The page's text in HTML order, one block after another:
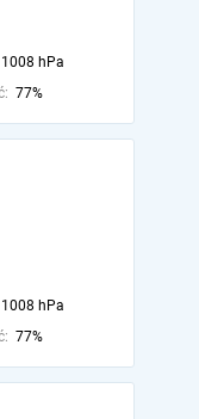
1008 hPa
77%
1008 hPa
77%